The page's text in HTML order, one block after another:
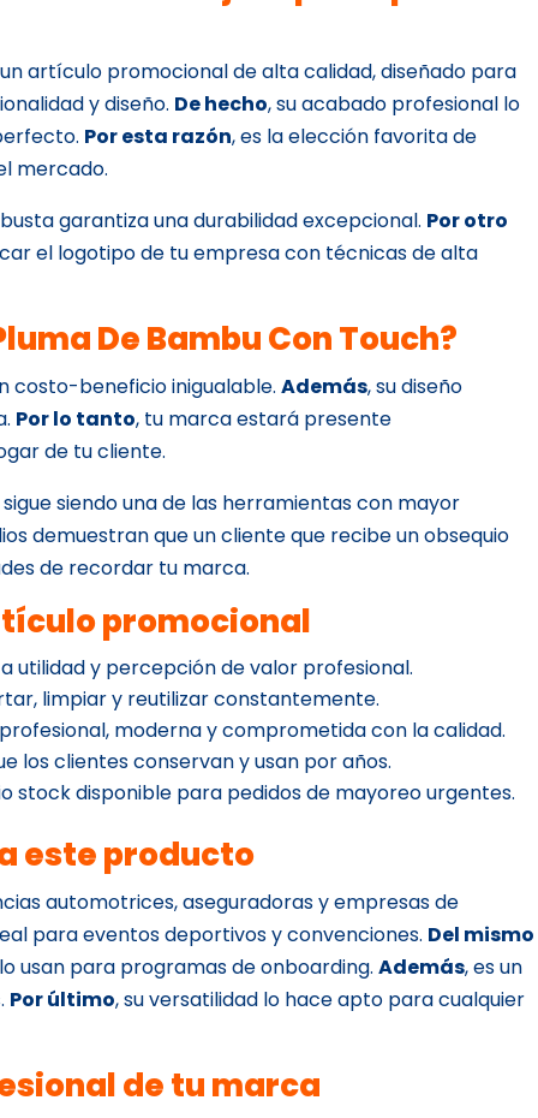
artículo promocional de alta calidad, diseñado para
y diseño. De hecho, su acabado profesional lo
Por esta razón, es la elección favorita de
mercado.
garantiza una durabilidad excepcional. Por otro
el logotipo de tu empresa con técnicas de alta
De Bambu Con Touch?
costo-beneficio inigualable.Además, su diseño
Por lo tanto, tu marca estará presente
de tu cliente.
siendo una de las herramientas con mayor
demuestran que un cliente que recibe un obsequio
de recordar tu marca.
promocional
utilidad y percepción de valor profesional.
limpiar y reutilizar constantemente.
moderna y comprometida con la calidad.
los clientes conservan y usan por años.
stock disponible para pedidos de mayoreo urgentes.
este producto
automotrices, aseguradoras y empresas de
para eventos deportivos y convenciones. Del mismo
usan para programas de onboarding.Además, es un
Por último, su versatilidad lo hace apto para cualquier
de tu marca